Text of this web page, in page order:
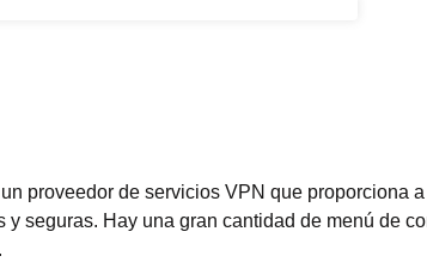
proveedor de servicios VPN que proporciona
y seguras. Hay una gran cantidad de menú de